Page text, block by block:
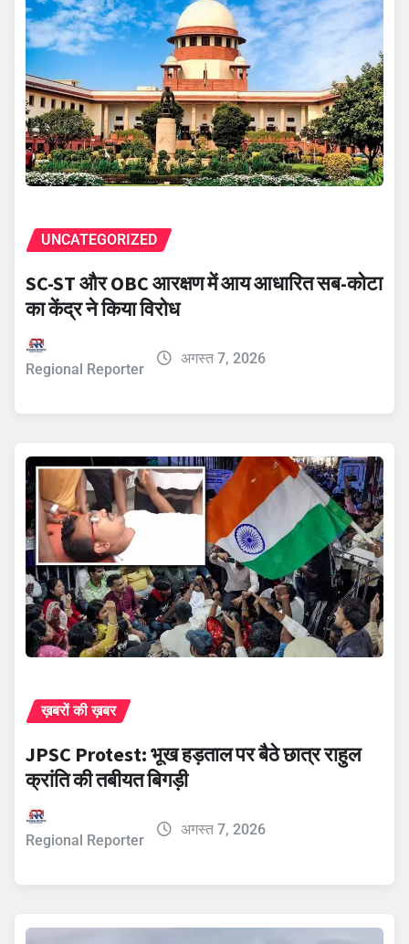
UNCATEGORIZED
SC-ST और OBC आरक्षण में आय आधारित सब-कोटा
का केंद्र ने किया विरोध
Regional Reporter
अगस्त 7, 2026
ख़बरों की ख़बर
JPSC Protest: भूख हड़ताल पर बैठे छात्र राहुल
क्रांति की तबीयत बिगड़ी
Regional Reporter
अगस्त 7, 2026